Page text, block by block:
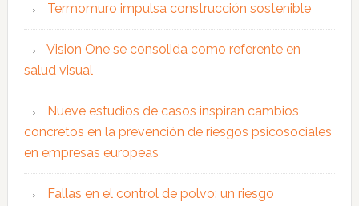
Termomuro impulsa construcción sostenible
Vision One se consolida como referente en
salud visual
Nueve estudios de casos inspiran cambios
concretos en la prevención de riesgos psicosociales
en empresas europeas
Fallas en el control de polvo: un riesgo